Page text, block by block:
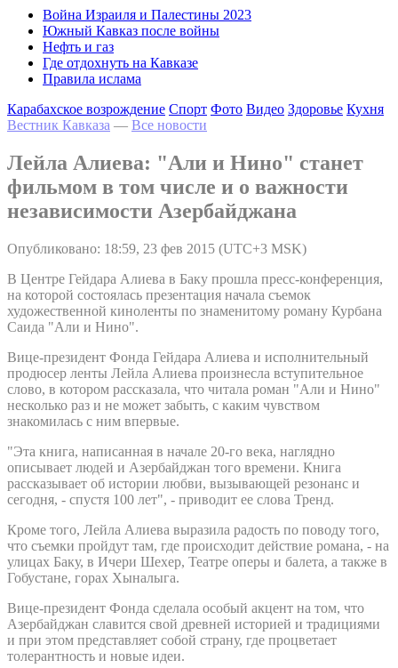
Война Израиля и Палестины 2023
Южный Кавказ после войны
Нефть и газ
Где отдохнуть на Кавказе
Правила ислама
Карабахское возрождение Спорт Фото Видео Здоровье Кухня
Вестник Кавказа — Все новости
Лейла Алиева: "Али и Нино" станет
фильмом в том числе и о важности
независимости Азербайджана
Опубликовано: 18:59, 23 фев 2015 (UTC+3 MSK)
В Центре Гейдара Алиева в Баку прошла пресс-конференция,
на которой состоялась презентация начала съемок
художественной киноленты по знаменитому роману Курбана
Саида "Али и Нино".
Вице-президент Фонда Гейдара Алиева и исполнительный
продюсер ленты Лейла Алиева произнесла вступительное
слово, в котором рассказала, что читала роман "Али и Нино"
несколько раз и не может забыть, с каким чувством
знакомилась с ним впервые.
"Эта книга, написанная в начале 20-го века, наглядно
описывает людей и Азербайджан того времени. Книга
рассказывает об истории любви, вызывающей резонанс и
сегодня, - спустя 100 лет", - приводит ее слова Тренд.
Кроме того, Лейла Алиева выразила радость по поводу того,
что съемки пройдут там, где происходит действие романа, - на
улицах Баку, в Ичери Шехер, Театре оперы и балета, а также в
Гобустане, горах Хыналыга.
Вице-президент Фонда сделала особый акцент на том, что
Азербайджан славится свой древней историей и традициями
и при этом представляет собой страну, где процветает
толерантность и новые идеи.